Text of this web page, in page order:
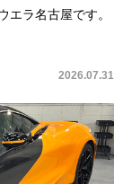
エラ名古屋です。
2026.07.31